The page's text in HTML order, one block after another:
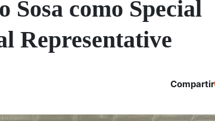
Sosa como Special
Representative
Compartir